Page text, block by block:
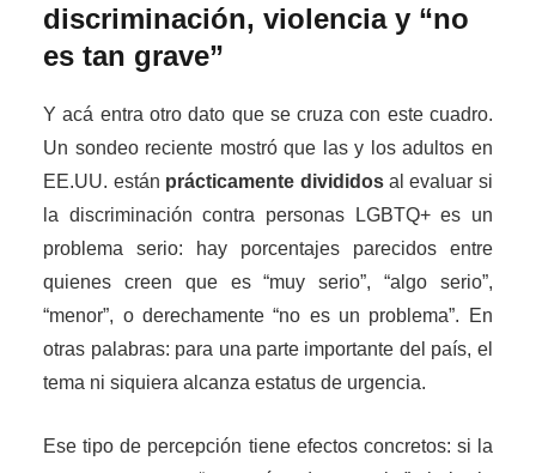
discriminación, violencia y “no
es tan grave”
Y acá entra otro dato que se cruza con este cuadro.
Un sondeo reciente mostró que las y los adultos en
EE.UU. están prácticamente divididosal evaluar si
la discriminación contra personas LGBTQ+ es un
problema serio: hay porcentajes parecidos entre
quienes creen que es “muy serio”, “algo serio”,
“menor”, o derechamente “no es un problema”. En
otras palabras: para una parte importante del país, el
tema ni siquiera alcanza estatus de urgencia.
Ese tipo de percepción tiene efectos concretos: si la